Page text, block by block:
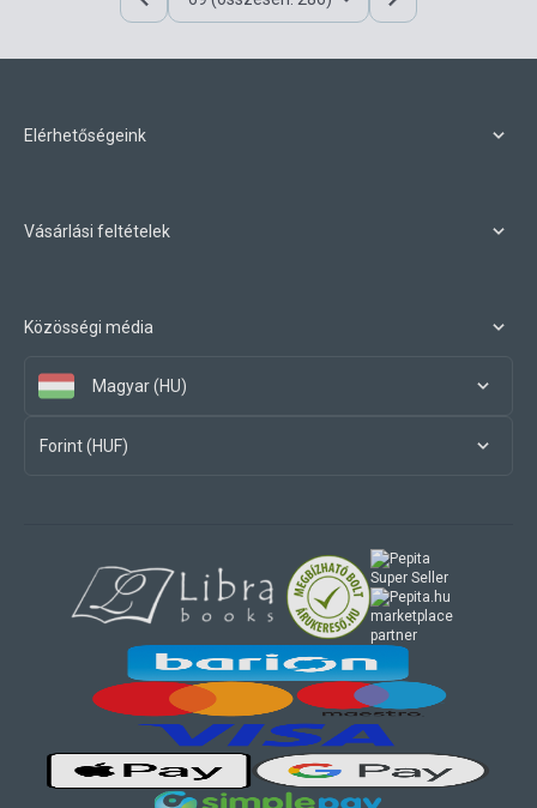
Elérhetőségeink
Vásárlási feltételek
Közösségi média
Magyar (HU)
Forint (HUF)
marketplace
partner